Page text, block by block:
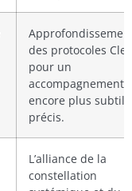
des protocoles
pour un
accompagnement
encore plus subtil
précis.
L’alliance de la
constellation